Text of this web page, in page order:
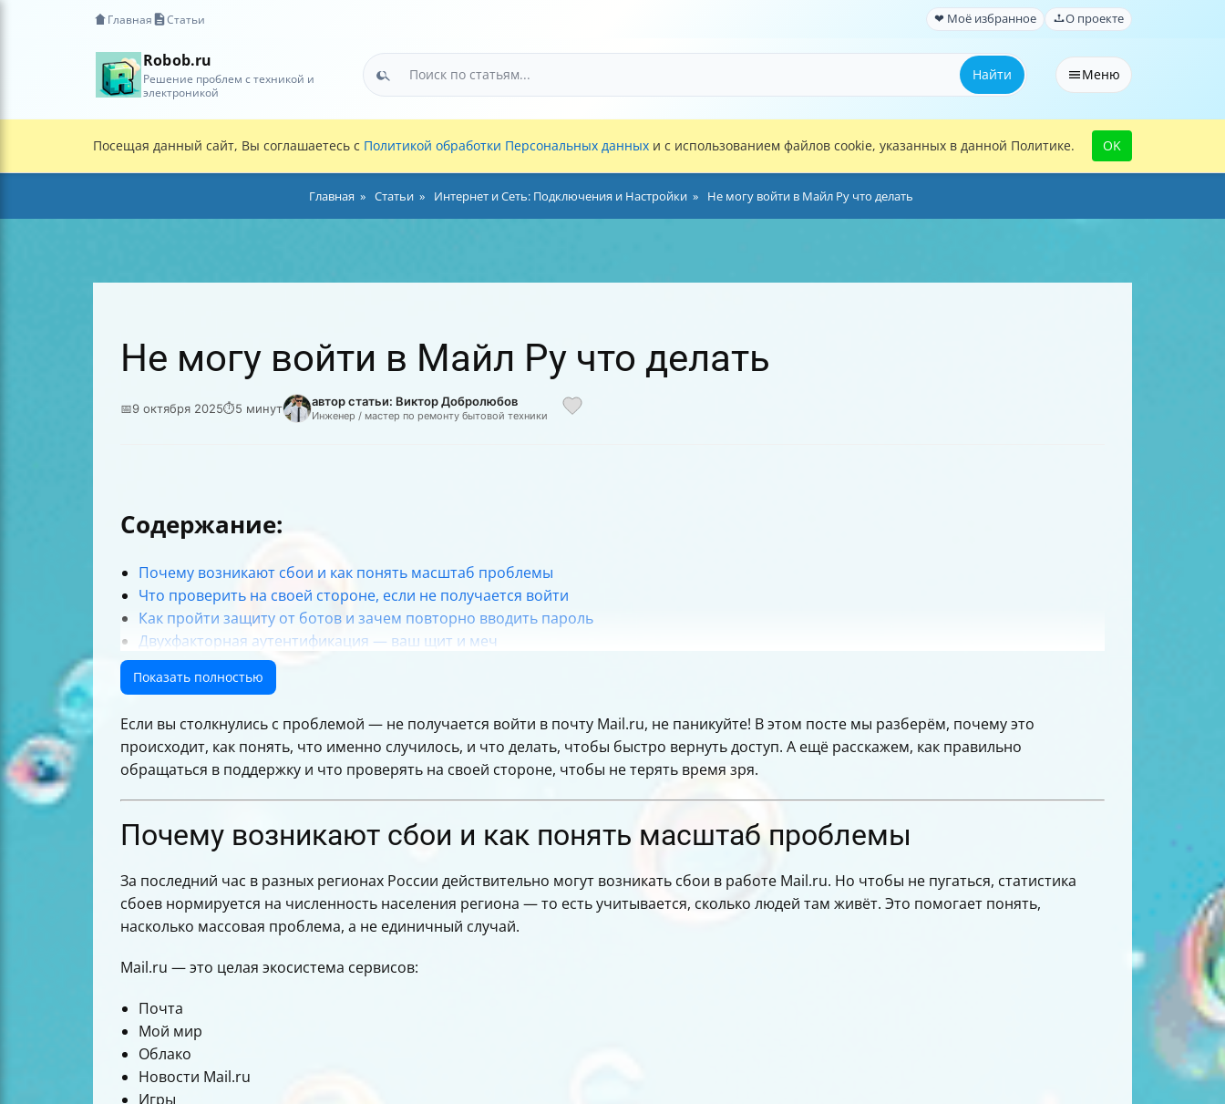
Главная Статьи ❤ Моё избранное О проекте
Robob.ru
Решение проблем с техникой и
электроникой
Найти Меню
Посещая данный сайт, Вы соглашаетесь с Политикой обработки Персональных данных и с использованием файлов cookie, указанных в данной Политике. OK
Главная Статьи Интернет и Сеть: Подключения и Настройки Не могу войти в Майл Ру что делать
Не могу войти в Майл Ру что делать
📅9 октября 2025⏱5 минут автор статьи: Виктор Добролюбов
Инженер / мастер по ремонту бытовой техники
Содержание:
Почему возникают сбои и как понять масштаб проблемы
Что проверить на своей стороне, если не получается войти
Как пройти защиту от ботов и зачем повторно вводить пароль
Двухфакторная аутентификация — ваш щит и меч
Что делать, если после всех попыток войти не получается
Как быстро получить ответ от поддержки и что ожидать
Структура страницы статуса сбоев
Учет региональных особенностей и языка
Итоговая памятка, если не можете войти в Mail.ru
Показать полностью
Если вы столкнулись с проблемой — не получается войти в почту Mail.ru, не паникуйте! В этом посте мы разберём, почему это
происходит, как понять, что именно случилось, и что делать, чтобы быстро вернуть доступ. А ещё расскажем, как правильно
обращаться в поддержку и что проверять на своей стороне, чтобы не терять время зря.
Почему возникают сбои и как понять масштаб проблемы
За последний час в разных регионах России действительно могут возникать сбои в работе Mail.ru. Но чтобы не пугаться, статистика
сбоев нормируется на численность населения региона — то есть учитывается, сколько людей там живёт. Это помогает понять,
насколько массовая проблема, а не единичный случай.
Mail.ru — это целая экосистема сервисов:
Почта
Мой мир
Облако
Новости Mail.ru
Игры